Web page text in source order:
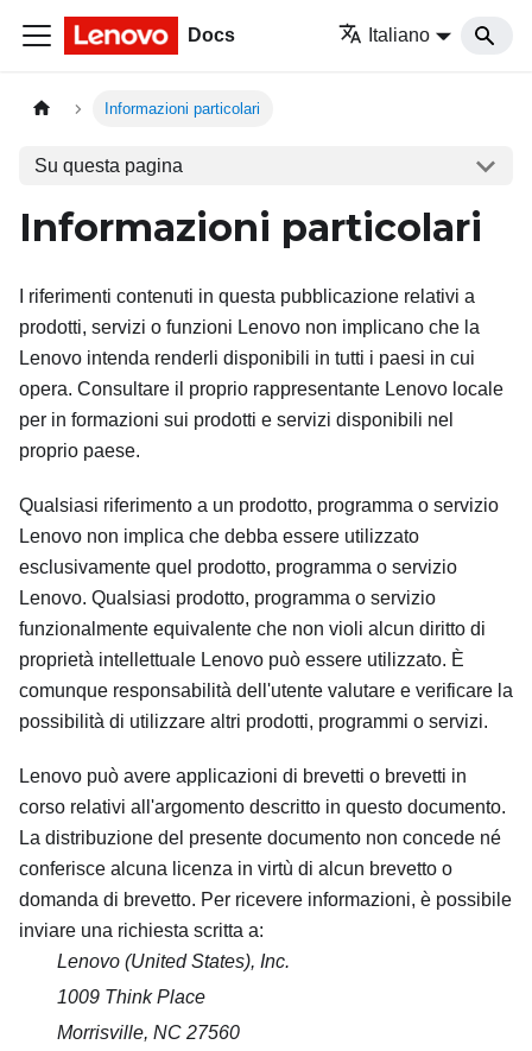
Docs Italiano
Informazioni particolari
Su questa pagina
Informazioni particolari
I riferimenti contenuti in questa pubblicazione relativi a
prodotti, servizi o funzioni Lenovo non implicano che la
Lenovo intenda renderli disponibili in tutti i paesi in cui
opera. Consultare il proprio rappresentante Lenovo locale
per in formazioni sui prodotti e servizi disponibili nel
proprio paese.
Qualsiasi riferimento a un prodotto, programma o servizio
Lenovo non implica che debba essere utilizzato
esclusivamente quel prodotto, programma o servizio
Lenovo. Qualsiasi prodotto, programma o servizio
funzionalmente equivalente che non violi alcun diritto di
proprietà intellettuale Lenovo può essere utilizzato. È
comunque responsabilità dell'utente valutare e verificare la
possibilità di utilizzare altri prodotti, programmi o servizi.
Lenovo può avere applicazioni di brevetti o brevetti in
corso relativi all'argomento descritto in questo documento.
La distribuzione del presente documento non concede né
conferisce alcuna licenza in virtù di alcun brevetto o
domanda di brevetto. Per ricevere informazioni, è possibile
inviare una richiesta scritta a:
Lenovo (United States), Inc.
1009 Think Place
Morrisville, NC 27560